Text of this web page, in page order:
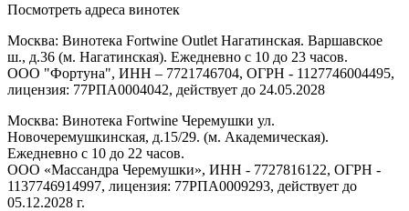
Посмотреть адреса винотек
Москва: Винотека Fortwine Outlet Нагатинская. Варшавское
ш., д.36 (м. Нагатинская). Ежедневно с 10 до 23 часов.
ООО "Фортуна", ИНН – 7721746704, ОГРН - 1127746004495,
лицензия: 77РПА0004042, действует до 24.05.2028
Москва: Винотека Fortwine Черемушки ул.
Новочеремушкинская, д.15/29. (м. Академическая).
Ежедневно с 10 до 22 часов.
ООО «Массандра Черемушки», ИНН - 7727816122, ОГРН -
1137746914997, лицензия: 77РПА0009293, действует до
05.12.2028 г.